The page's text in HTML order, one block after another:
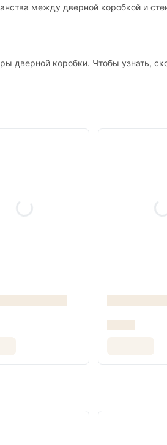
между дверной коробкой и
дверной коробки. Чтобы узнать,